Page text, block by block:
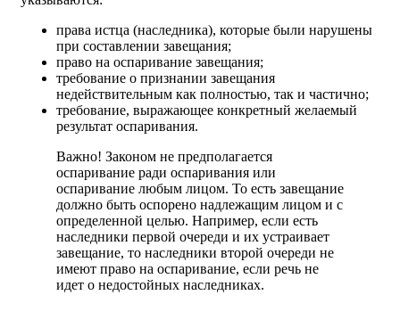
права истца (наследника), которые были нарушены
при составлении завещания;
право на оспаривание завещания;
требование о признании завещания
недействительным как полностью, так и частично;
требование, выражающее конкретный желаемый
результат оспаривания.
Важно! Законом не предполагается
оспаривание ради оспаривания или
оспаривание любым лицом. То есть завещание
должно быть оспорено надлежащим лицом и с
определенной целью. Например, если есть
наследники первой очереди и их устраивает
завещание, то наследники второй очереди не
имеют право на оспаривание, если речь не
идет о недостойных наследниках.